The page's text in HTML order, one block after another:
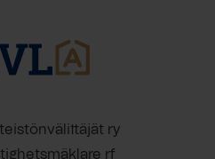
ry
rf